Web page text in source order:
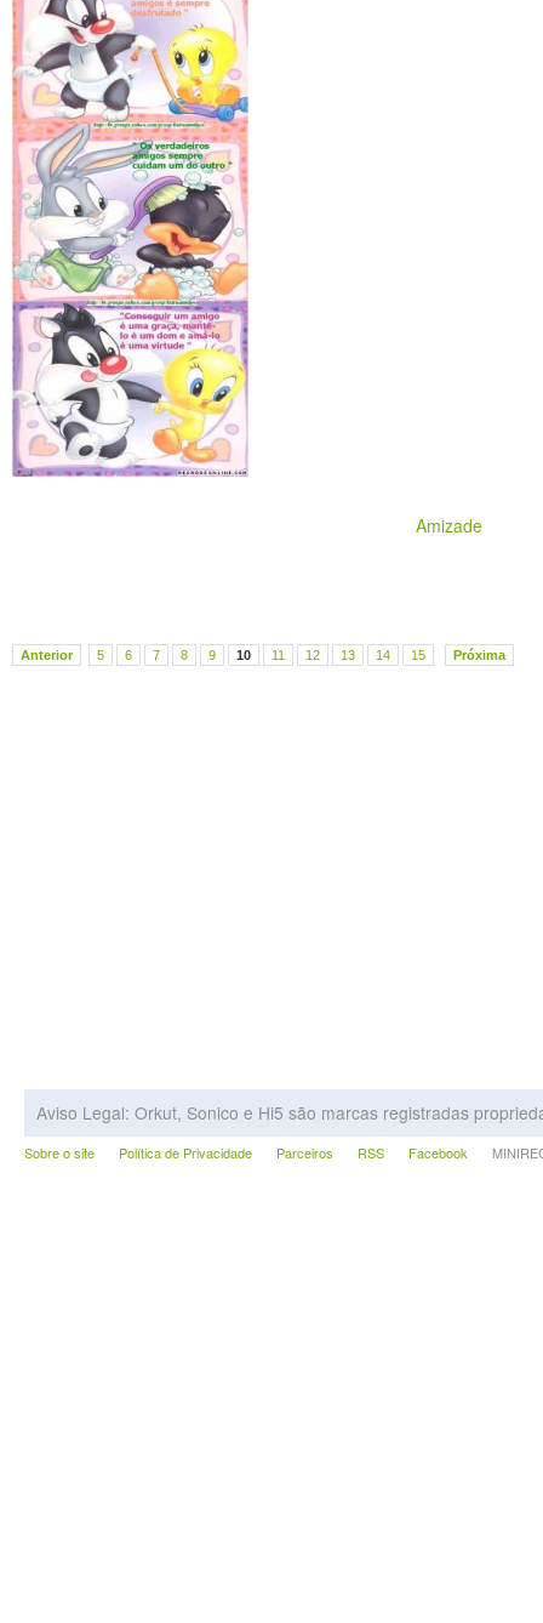
Amizade
Anterior 5 6 7 8 9 10 11 12 13 14 15 Próxima
Aviso Legal: Orkut, Sonico e Hi5 são marcas registradas
Sobre o site Política de Privacidade Parceiros RSS Facebook